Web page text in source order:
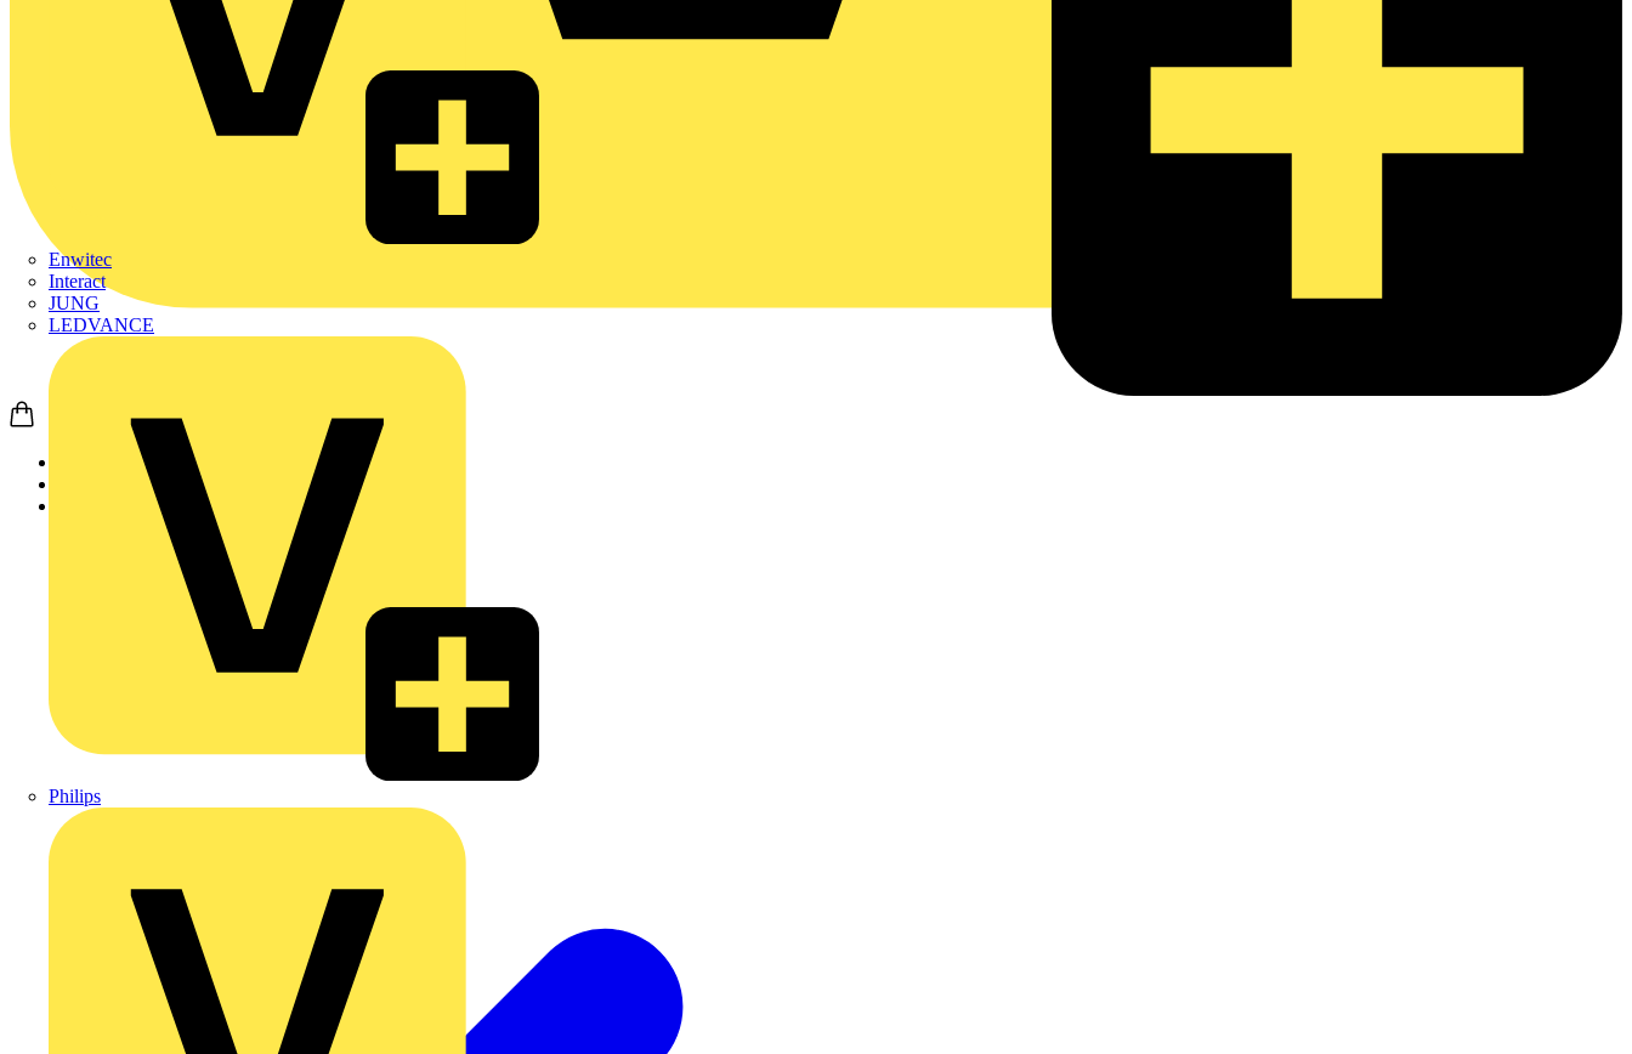
Enwitec
Interact
JUNG
LEDVANCE
Philips